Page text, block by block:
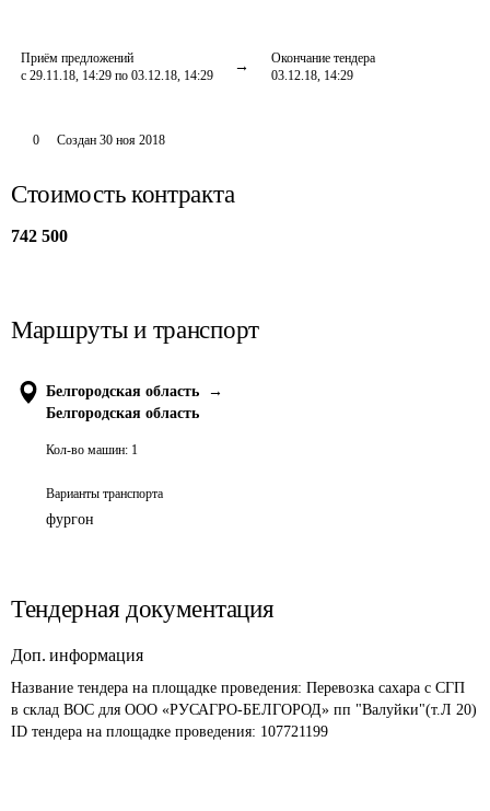
Приём предложений
с 29.11.18, 14:29 по 03.12.18, 14:29
Окончание тендера
03.12.18, 14:29
0 Создан 30 ноя 2018
Стоимость контракта
742 500
Маршруты и транспорт
Белгородская область
→
Белгородская область
Кол-во машин: 1
Варианты транспорта
фургон
Тендерная документация
Доп. информация
Название тендера на площадке проведения: Перевозка сахара с СГП
в склад ВОС для ООО «РУСАГРО-БЕЛГОРОД» пп "Валуйки"(т.Л 20)
ID тендера на площадке проведения: 107721199